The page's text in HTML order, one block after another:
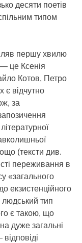
десяти поетів
типом
першу хвилю
це Ксенія
Котов, Петро
є відчутно
за
(тексти див.
переживання в
«загального
екзистенційного
людський тип
є такою, що
дуже загальні